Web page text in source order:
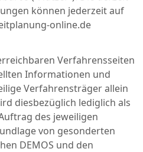
können jederzeit auf
online.de
Verfahrensseiten
Informationen und
Verfahrensträger allein
diesbezüglich lediglich als
des jeweiligen
von gesonderten
DEMOS und den